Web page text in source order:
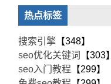
热点标签
搜索引擎 【348】
seo优化关键词
【303】
seo入门教程 【299】